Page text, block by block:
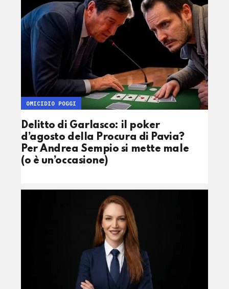
Delitto di Garlasco: il poker
d’agosto della Procura di Pavia?
Per Andrea Sempio si mette male
(o è un’occasione)
OMICIDIO POGGI